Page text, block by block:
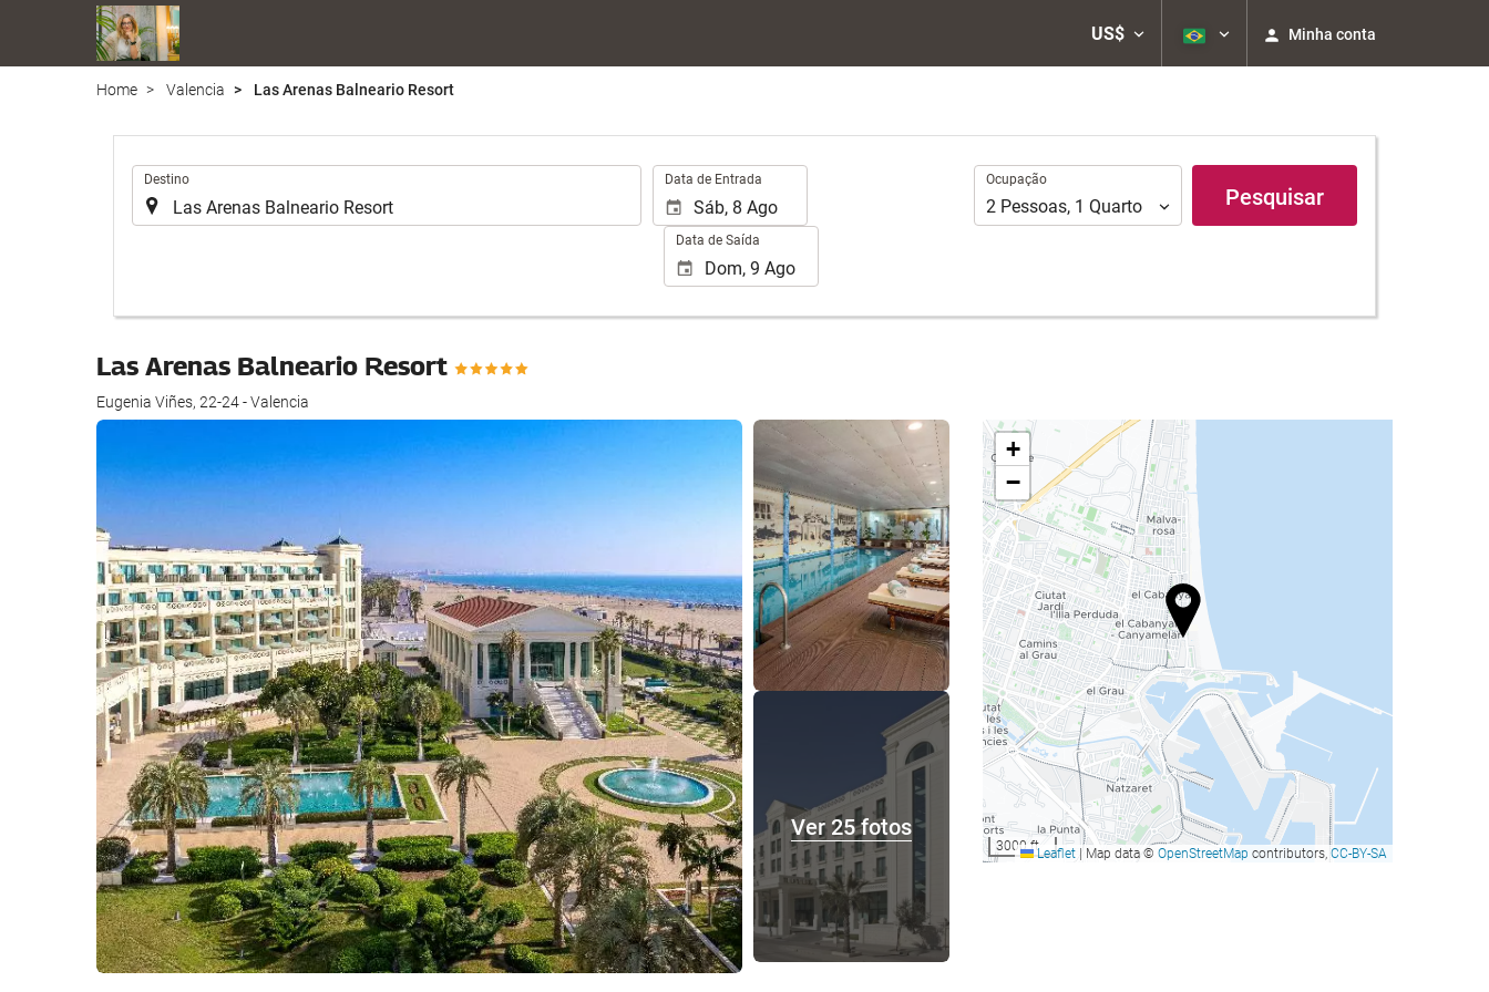
US$ Minha conta
Home Valencia Las Arenas Balneario Resort
Destino Data de Entrada
Data de Saída
Ocupação
Ocupação
2 Pessoas, 1 Quarto Pesquisar
Las Arenas Balneario Resort
Eugenia Viñes, 22-24 - Valencia
Ver 25 fotos
Ver 25 fotos
+
−
3000 ftLeaflet Map data © OpenStreetMap contributors, CC-BY-SA